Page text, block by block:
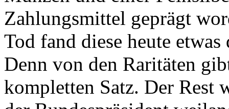
Zahlungsmittel geprägt
Tod fand diese heute
Denn von den Raritäten
kompletten Satz. Der Rest